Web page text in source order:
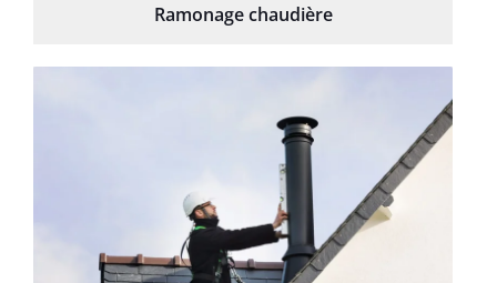
Ramonage chaudière